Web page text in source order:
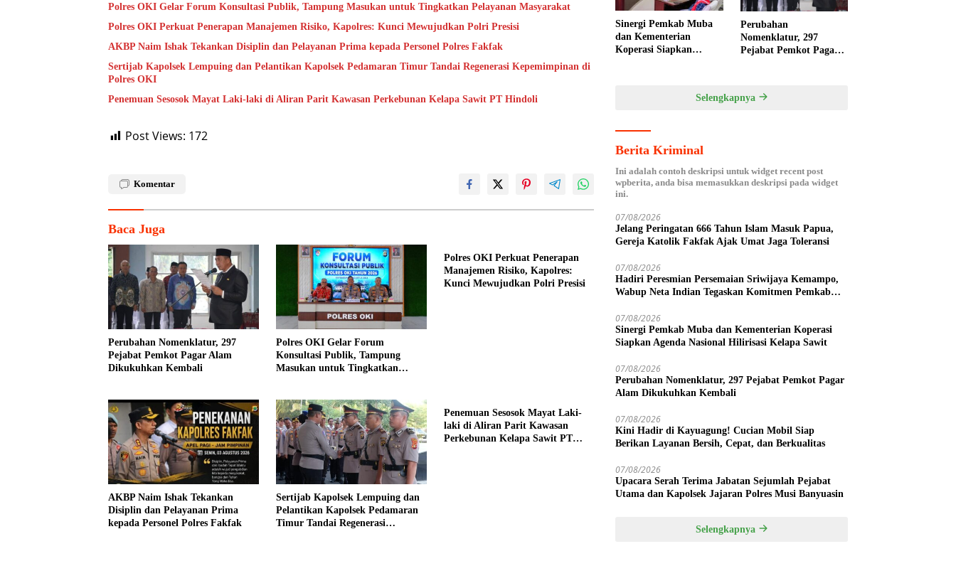
Polres OKI Gelar Forum Konsultasi Publik, Tampung Masukan untuk Tingkatkan Pelayanan Masyarakat
Polres OKI Perkuat Penerapan Manajemen Risiko, Kapolres: Kunci Mewujudkan Polri Presisi
AKBP Naim Ishak Tekankan Disiplin dan Pelayanan Prima kepada Personel Polres Fakfak
Sertijab Kapolsek Lempuing dan Pelantikan Kapolsek Pedamaran Timur Tandai Regenerasi Kepemimpinan di
Polres OKI
Penemuan Sesosok Mayat Laki-laki di Aliran Parit Kawasan Perkebunan Kelapa Sawit PT Hindoli
Post Views: 172
Komentar
Baca Juga
Perubahan Nomenklatur, 297
Pejabat Pemkot Pagar Alam
Dikukuhkan Kembali
Polres OKI Gelar Forum
Konsultasi Publik, Tampung
Masukan untuk Tingkatkan
Polres OKI Perkuat Penerapan
Manajemen Risiko, Kapolres:
Kunci Mewujudkan Polri Presisi
AKBP Naim Ishak Tekankan
Disiplin dan Pelayanan Prima
kepada Personel Polres Fakfak
Sertijab Kapolsek Lempuing dan
Pelantikan Kapolsek Pedamaran
Timur Tandai Regenerasi
Penemuan Sesosok Mayat Laki-
laki di Aliran Parit Kawasan
Perkebunan Kelapa Sawit PT
Sinergi Pemkab Muba
dan Kementerian
Koperasi Siapkan
Perubahan
Nomenklatur, 297
Pejabat Pemkot Pagar
Selengkapnya
Berita Kriminal
Ini adalah contoh deskripsi untuk widget recent post
wpberita, anda bisa memasukkan deskripsi pada widget
ini.
07/08/2026
Jelang Peringatan 666 Tahun Islam Masuk Papua,
Gereja Katolik Fakfak Ajak Umat Jaga Toleransi
07/08/2026
Hadiri Peresmian Persemaian Sriwijaya Kemampo,
Wabup Neta Indian Tegaskan Komitmen Pemkab
07/08/2026
Sinergi Pemkab Muba dan Kementerian Koperasi
Siapkan Agenda Nasional Hilirisasi Kelapa Sawit
07/08/2026
Perubahan Nomenklatur, 297 Pejabat Pemkot Pagar
Alam Dikukuhkan Kembali
07/08/2026
Kini Hadir di Kayuagung! Cucian Mobil Siap
Berikan Layanan Bersih, Cepat, dan Berkualitas
07/08/2026
Upacara Serah Terima Jabatan Sejumlah Pejabat
Utama dan Kapolsek Jajaran Polres Musi Banyuasin
Selengkapnya